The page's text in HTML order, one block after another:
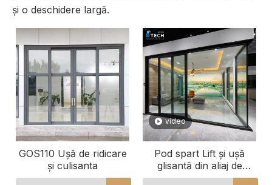
și o deschidere largă.
GOS110 Ușă de ridicare
și culisanta
video
Pod spart Lift și ușă
glisantă din aliaj de
aluminiu Ușă de sticlă